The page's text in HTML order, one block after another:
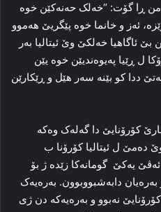
ڕا گۆت: “خه‌لک حه‌نه‌کێن خوه‌
ئه‌ز و خانما خوه‌ پێگریێ هه‌موو
ئاگاهیا خه‌لکێ وێ ئیتالیا به‌ر
ل ڕێیا په‌یوه‌ندیێن خوە یێن
ددا‌ کو بێنه‌ سه‌ر هێل و ڕێکارێن
کۆرۆنایێ دا گه‌له‌ک وەكە‌
ده‌مێ ل ئیتالیا کۆرۆنا ب
یەكێ ‌ گومانه‌کا‌ زێده‌ ژ بۆ
دابه‌شبووبوون. به‌ره‌یه‌ک
نه‌بوو و به‌ره‌یه‌که‌ دن ژی